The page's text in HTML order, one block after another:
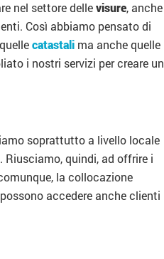
nel settore dellevisure, anche
Così abbiamo pensato di
catastali ma anche quelle
i nostri servizi per creare un
soprattutto a livello locale
Riusciamo, quindi, ad offrire i
la collocazione
accedere anche clienti